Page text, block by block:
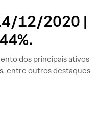
12/2020 |
dos principais ativos
entre outros destaques